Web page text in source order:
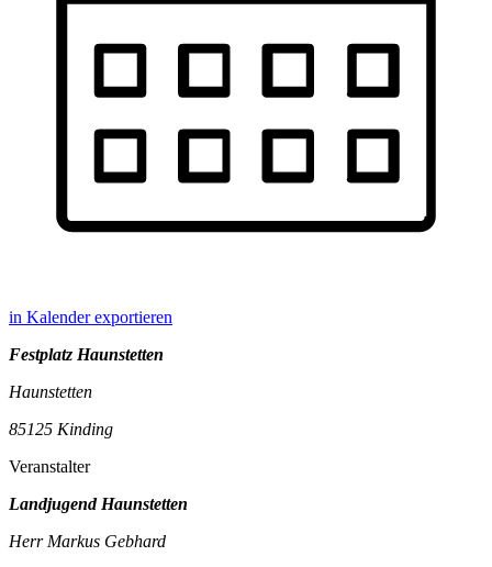
in Kalender exportieren
Festplatz Haunstetten
Haunstetten
85125 Kinding
Veranstalter
Landjugend Haunstetten
Herr Markus Gebhard